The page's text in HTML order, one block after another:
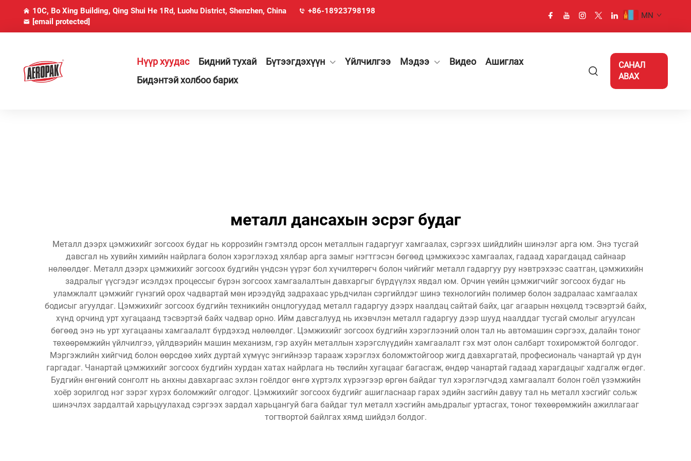
10C, Bo Xing Building, Qing Shui He 1Rd, Luohu District, Shenzhen, China
+86-18923798198
[email protected]
MN
Нүүр хуудас Бидний тухай Бүтээгдэхүүн Үйлчилгээ Мэдээ Видео
Ашиглах
Бидэнтэй холбоо барих
САНАЛ
АВАХ
металл дансахын эсрэг будаг
Металл дээрх цэмжихийг зогсоох будаг нь коррозийн гэмтэлд орсон металлын гадаргууг хамгаалах, сэргээх шийдлийн шинэлэг арга юм. Энэ тусгай
давсгал нь хувийн химийн найрлага болон хэрэглэхэд хялбар арга замыг нэгтгэсэн бөгөөд цэмжихээс хамгаалах, гадаад харагдацад сайнаар
нөлөөлдөг. Металл дээрх цэмжихийг зогсоох будгийн үндсэн үүрэг бол хүчилтөрөгч болон чийгийг металл гадаргуу руу нэвтрэхээс саатган, цэмжихийн
задралыг үүсгэдэг исэлдэх процессыг бүрэн зогсоох хамгаалалтын давхаргыг бүрдүүлэх явдал юм. Орчин үеийн цэмжигчийг зогсоох будаг нь
уламжлалт цэмжийг гүнзгий орох чадвартай мөн ирээдүйд задрахаас урьдчилан сэргийлдэг шинэ технологийн полимер болон задралаас хамгаалах
бодисыг агуулдаг. Цэмжихийг зогсоох будгийн техникийн онцлогуудад металл гадаргуу дээрх наалдац сайтай байх, цаг агаарын нөхцөлд тэсвэртэй байх,
хүнд орчинд урт хугацаанд тэсвэртэй байх чадвар орно. Ийм давсгалууд нь ихэвчлэн металл гадаргуу дээр шууд наалддаг тусгай смолыг агуулсан
бөгөөд энэ нь урт хугацааны хамгаалалт бүрдэхэд нөлөөлдөг. Цэмжихийг зогсоох будгийн хэрэглээний олон тал нь автомашин сэргээх, далайн тоног
төхөөрөмжийн үйлчилгээ, үйлдвэрийн машин механизм, гэр ахуйн металлын хэрэгслүүдийн хамгаалалт гэх мэт олон салбарт тохиромжтой болгодог.
Мэргэжлийн хийгчид болон өөрсдөө хийх дуртай хүмүүс энгийнээр тарааж хэрэглэх боломжтойгоор жигд давхаргатай, професиональ чанартай үр дүн
гаргадаг. Чанартай цэмжихийг зогсоох будгийн хурдан хатах найрлага нь төслийн хугацааг багасгаж, өндөр чанартай гадаад харагдацыг хадгалж өгдөг.
Будгийн өнгөний сонголт нь анхны давхаргаас эхлэн гоёлдог өнгө хүртэлх хүрээгээр өргөн байдаг тул хэрэглэгчдэд хамгаалалт болон гоёл үзэмжийн
хоёр зорилгод нэг зэрэг хүрэх боломжийг олгодог. Цэмжихийг зогсоох будгийг ашигласнаар гарах эдийн засгийн давуу тал нь металл хэсгийг сольж
шинэчлэх зардалтай харьцуулахад сэргээх зардал харьцангуй бага байдаг тул металл хэсгийн амьдралыг уртасгах, тоног төхөөрөмжийн ажиллагааг
тогтвортой байлгах хямд шийдэл болдог.